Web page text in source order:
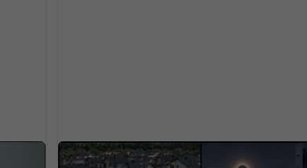
Zatmenie Slnka oberie európsku